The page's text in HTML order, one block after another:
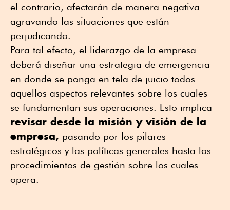
el contrario, afectarán de manera negativa
agravando las situaciones que están
perjudicando.
Para tal efecto, el liderazgo de la empresa
deberá diseñar una estrategia de emergencia
en donde se ponga en tela de juicio todos
aquellos aspectos relevantes sobre los cuales
se fundamentan sus operaciones. Esto implica
revisar desde la misión y visión de la
empresa, pasando por los pilares
estratégicos y las políticas generales hasta los
procedimientos de gestión sobre los cuales
opera.